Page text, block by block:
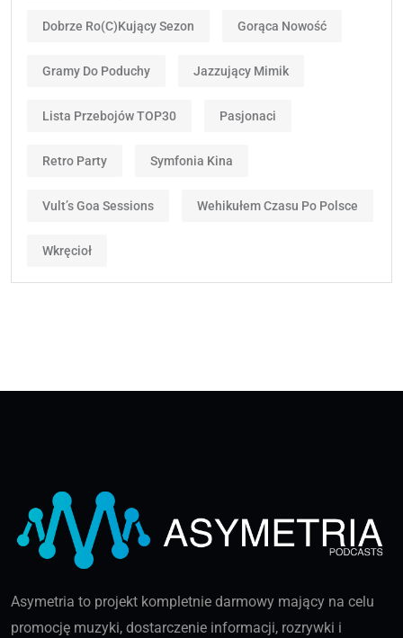
Dobrze Ro(c)kujący Sezon Gorąca Nowość
Gramy Do Poduchy Jazzujący Mimik
Lista Przebojów TOP30 Pasjonaci
Retro Party Symfonia Kina
Vult’s Goa Sessions Wehikułem Czasu Po Polsce
Wkręcioł
Asymetria to projekt kompletnie darmowy mający na celu
promocję muzyki, dostarczenie informacji, rozrywki i